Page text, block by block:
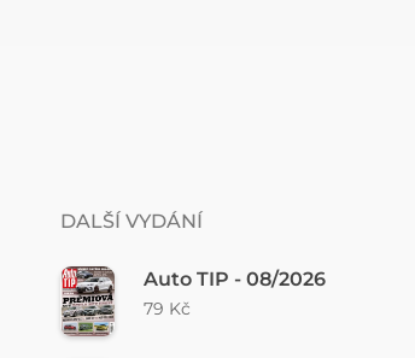
DALŠÍ VYDÁNÍ
Auto TIP - 08/2026
79 Kč